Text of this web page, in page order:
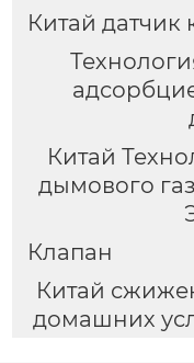
Китай датчик
Китай
дымового
Клапан
Китай
домашних